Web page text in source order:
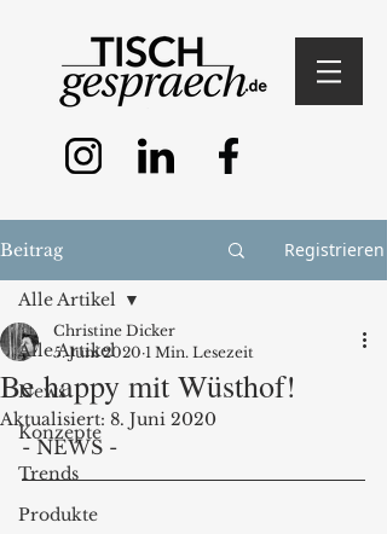
Beitrag Registrieren
Alle Artikel
News
Konzepte
Trends
Produkte
Alle Artikel
Be happy mit Wüsthof!
Christine Dicker
5. Juni 2020 1 Min. Lesezeit
Aktualisiert: 8. Juni 2020
- NEWS -